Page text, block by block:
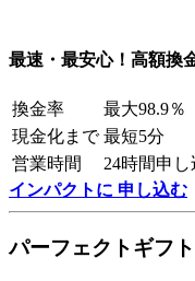
最速・最安心！高額換
換金率
最大98.9％
現金化まで 最短5分
営業時間
24時間申
インパクトに 申し込む
パーフェクトギフト